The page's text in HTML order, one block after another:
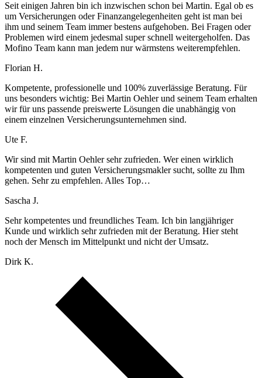
Seit einigen Jahren bin ich inzwischen schon bei Martin. Egal ob es
um Versicherungen oder Finanzangelegenheiten geht ist man bei
ihm und seinem Team immer bestens aufgehoben. Bei Fragen oder
Problemen wird einem jedesmal super schnell weitergeholfen. Das
Mofino Team kann man jedem nur wärmstens weiterempfehlen.
Florian H.
Kompetente, professionelle und 100% zuverlässige Beratung. Für
uns besonders wichtig: Bei Martin Oehler und seinem Team erhalten
wir für uns passende preiswerte Lösungen die unabhängig von
einem einzelnen Versicherungsunternehmen sind.
Ute F.
Wir sind mit Martin Oehler sehr zufrieden. Wer einen wirklich
kompetenten und guten Versicherungsmakler sucht, sollte zu Ihm
gehen. Sehr zu empfehlen. Alles Top…
Sascha J.
Sehr kompetentes und freundliches Team. Ich bin langjähriger
Kunde und wirklich sehr zufrieden mit der Beratung. Hier steht
noch der Mensch im Mittelpunkt und nicht der Umsatz.
Dirk K.